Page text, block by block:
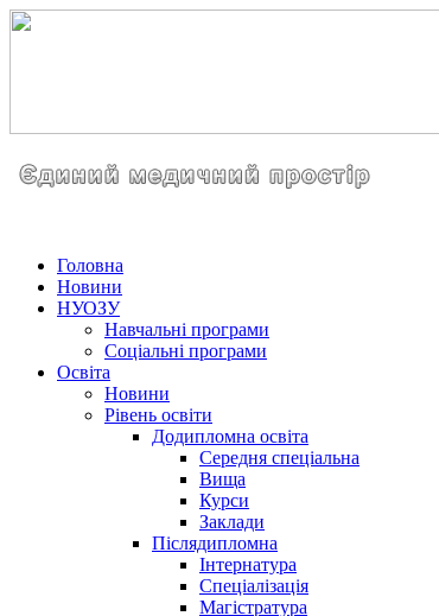
Головна
Новини
НУОЗУ
Навчальні програми
Соціальні програми
Освіта
Новини
Рівень освіти
Додипломна освіта
Середня спеціальна
Вища
Курси
Заклади
Післядипломна
Інтернатура
Спеціалізація
Магістратура